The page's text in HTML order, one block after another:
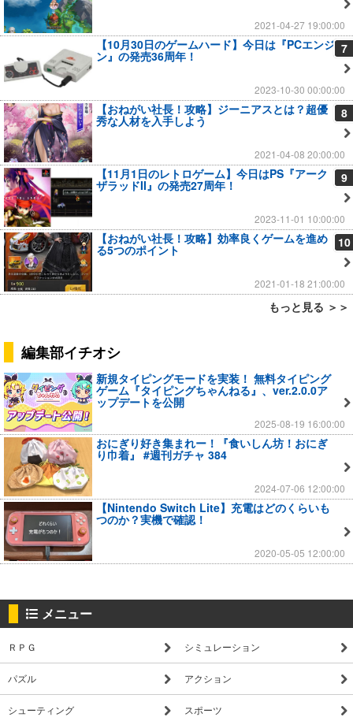
2021-04-27 19:00:00
7
【10月30日のゲームハード】今日は『PCエンジ
ン』の発売36周年！
2023-10-30 00:00:00
8
【おねがい社長！攻略】ジーニアスとは？超優
秀な人材を入手しよう
2021-04-08 20:00:00
9
【11月1日のレトロゲーム】今日はPS『アーク
ザラッドII』の発売27周年！
2023-11-01 10:00:00
10
【おねがい社長！攻略】効率良くゲームを進め
る5つのポイント
2021-01-18 21:00:00
もっと見る ＞＞
編集部イチオシ
新規タイピングモードを実装！ 無料タイピング
ゲーム『タイピングちゃんねる』、ver.2.0.0ア
ップデートを公開
2025-08-19 16:00:00
おにぎり好き集まれー！『食いしん坊！おにぎ
り巾着』 #週刊ガチャ 384
2024-07-06 12:00:00
【Nintendo Switch Lite】充電はどのくらいも
つのか？実機で確認！
2020-05-05 12:00:00
メニュー
ＲＰＧ シミュレーション
パズル アクション
シューティング スポーツ